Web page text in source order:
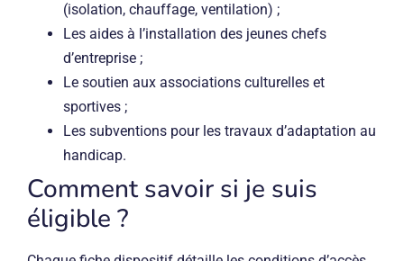
(isolation, chauffage, ventilation) ;
Les aides à l’installation des jeunes chefs
d’entreprise ;
Le soutien aux associations culturelles et
sportives ;
Les subventions pour les travaux d’adaptation au
handicap.
Comment savoir si je suis
éligible ?